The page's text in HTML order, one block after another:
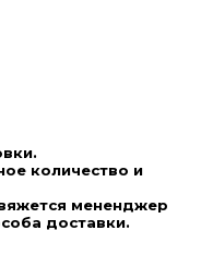
количество и
мененджер
доставки.